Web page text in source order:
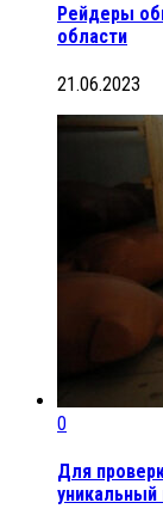
Рейдеры
области
21.06.2023
0
Для